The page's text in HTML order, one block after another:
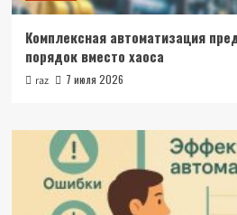
Комплексная автоматизация
порядок вместо хаоса
raz 7 июля 2026